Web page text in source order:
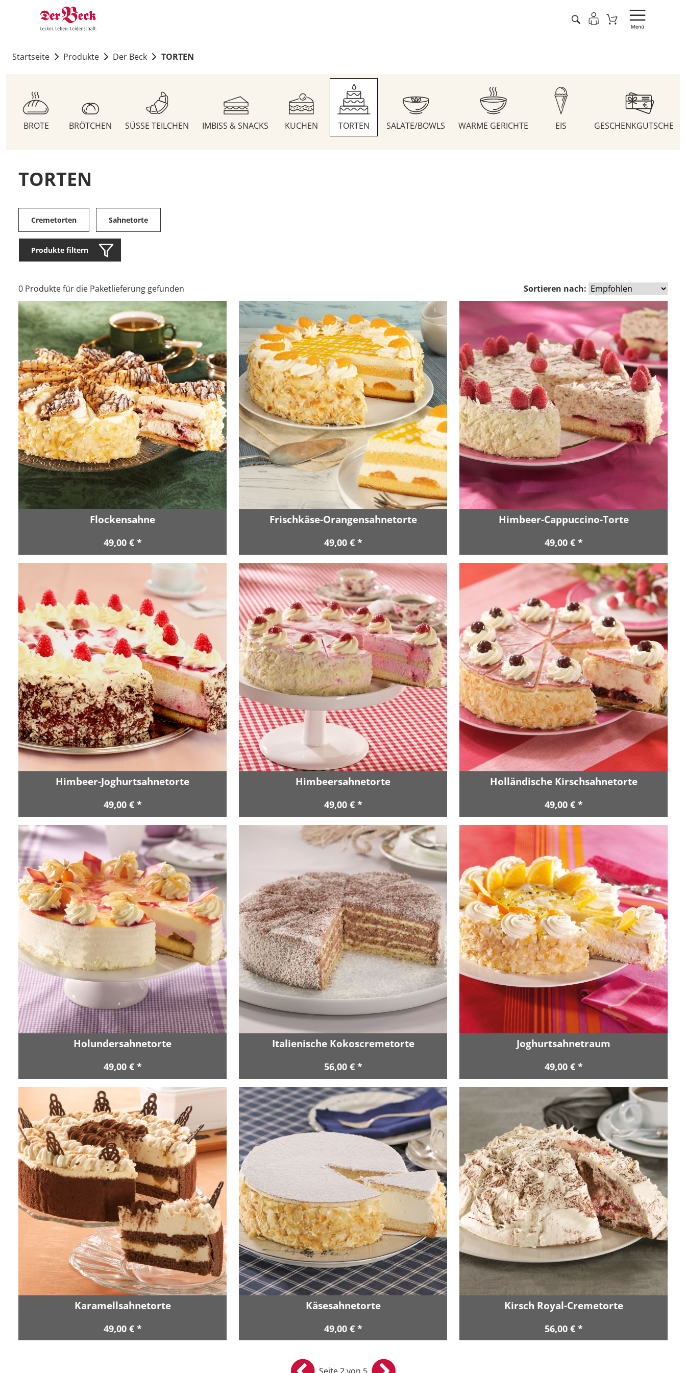
Startseite Produkte Der Beck TORTEN
BROTE BRÖTCHEN SÜSSE TEILCHEN IMBISS & SNACKS KUCHEN TORTEN SALATE/BOWLS WARME GERICHTE EIS GESCHENKGUTSCHEINE
TORTEN
Cremetorten Sahnetorte
Produkte filtern
0 Produkte für die Paketlieferung gefunden Sortieren nach:
Flockensahne
49,00 € *
Frischkäse-Orangensahnetorte
49,00 € *
Himbeer-Cappuccino-Torte
49,00 € *
Himbeer-Joghurtsahnetorte
49,00 € *
Himbeersahnetorte
49,00 € *
Holländische Kirschsahnetorte
49,00 € *
Holundersahnetorte
49,00 € *
Italienische Kokoscremetorte
56,00 € *
Joghurtsahnetraum
49,00 € *
Karamellsahnetorte
49,00 € *
Käsesahnetorte
49,00 € *
Kirsch Royal-Cremetorte
56,00 € *